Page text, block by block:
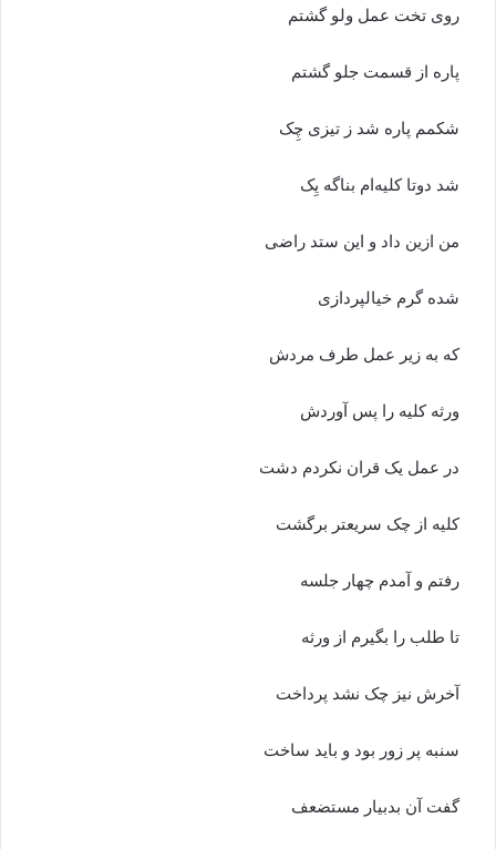
روی تخت عمل ولو گشتم
پاره از قسمت جلو گشتم
شکمم پاره شد ز تیزی چِک
شد دوتا کلیه‌ام بناگه یِک
من ازین داد و این ستد راضی
شده گرم خیالپردازی
که به زیر عمل طرف مردش
ورثه کلیه را پس آوردش
در عمل یک قران نکردم دشت
کلیه از چک سریعتر برگشت
رفتم و آمدم چهار جلسه
تا طلب را بگیرم از ورثه
آخرش نیز چک نشد پرداخت
سنبه پر زور بود و باید ساخت
گفت آن بدبیار مستضعف